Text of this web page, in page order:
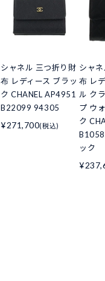
シャネル 三つ折り財
布 レディース ブラッ
ク CHANEL AP4951
B22099 94305
¥271,700(税込)
シャ
布 レ
ル ク
プ ウ
ク
ック